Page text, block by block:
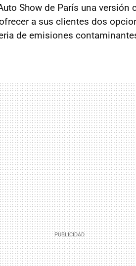
Show de París una versión
a sus clientes dos
de emisiones